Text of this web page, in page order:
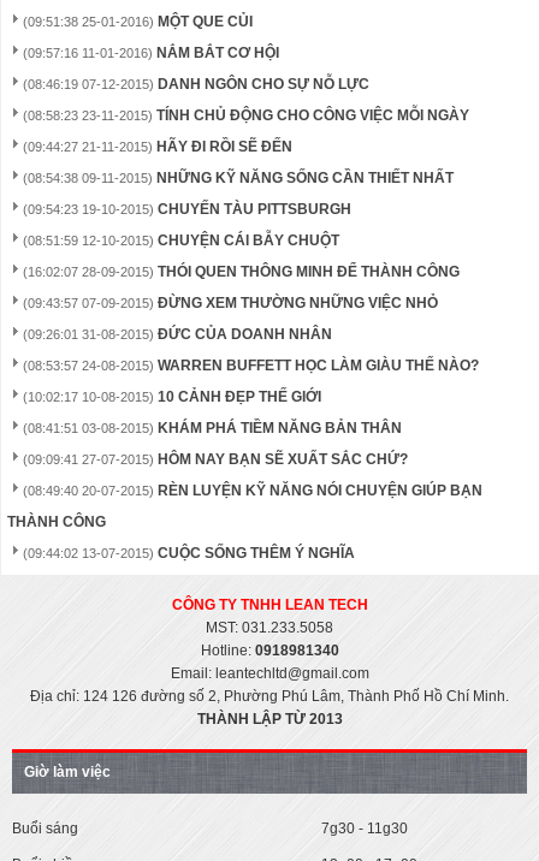
(09:51:38 25-01-2016) MỘT QUE CỦI
(09:57:16 11-01-2016) NẮM BẮT CƠ HỘI
(08:46:19 07-12-2015) DANH NGÔN CHO SỰ NỖ LỰC
(08:58:23 23-11-2015) TÍNH CHỦ ĐỘNG CHO CÔNG VIỆC MỖI NGÀY
(09:44:27 21-11-2015) HÃY ĐI RỒI SẼ ĐẾN
(08:54:38 09-11-2015) NHỮNG KỸ NĂNG SỐNG CẦN THIẾT NHẤT
(09:54:23 19-10-2015) CHUYẾN TÀU PITTSBURGH
(08:51:59 12-10-2015) CHUYỆN CÁI BẪY CHUỘT
(16:02:07 28-09-2015) THÓI QUEN THÔNG MINH ĐỂ THÀNH CÔNG
(09:43:57 07-09-2015) ĐỪNG XEM THƯỜNG NHỮNG VIỆC NHỎ
(09:26:01 31-08-2015) ĐỨC CỦA DOANH NHÂN
(08:53:57 24-08-2015) WARREN BUFFETT HỌC LÀM GIÀU THẾ NÀO?
(10:02:17 10-08-2015) 10 CẢNH ĐẸP THẾ GIỚI
(08:41:51 03-08-2015) KHÁM PHÁ TIỀM NĂNG BẢN THÂN
(09:09:41 27-07-2015) HÔM NAY BẠN SẼ XUẤT SẮC CHỨ?
(08:49:40 20-07-2015) RÈN LUYỆN KỸ NĂNG NÓI CHUYỆN GIÚP BẠN
THÀNH CÔNG
(09:44:02 13-07-2015) CUỘC SỐNG THÊM Ý NGHĨA
CÔNG TY TNHH LEAN TECH
MST: 031.233.5058
Hotline: 0918981340
Email: leantechltd@gmail.com
Địa chỉ: 124 126 đường số 2, Phường Phú Lâm, Thành Phố Hồ Chí Minh.
THÀNH LẬP TỪ 2013
Giờ làm việc
Buổi sáng 7g30 - 11g30